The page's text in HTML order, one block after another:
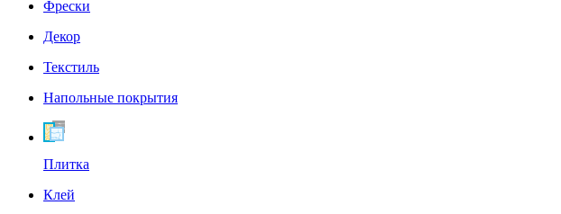
Фрески
Декор
Текстиль
Напольные покрытия
Плитка
Клей